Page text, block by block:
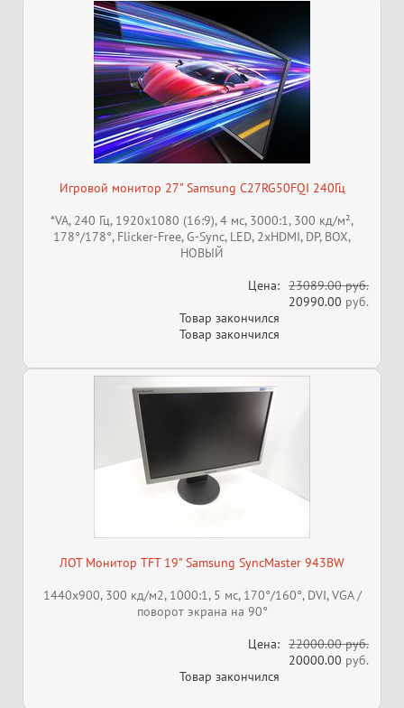
Игровой монитор 27" Samsung C27RG50FQI 240Гц
*VA, 240 Гц, 1920x1080 (16:9), 4 мс, 3000:1, 300 кд/м²,
178°/178°, Flicker-Free, G-Sync, LED, 2xHDMI, DP, BOX,
НОВЫЙ
Цена: 23089.00 руб.
20990.00 руб.
Товар закончился
Товар закончился
ЛОТ Монитор TFT 19" Samsung SyncMaster 943BW
1440x900, 300 кд/м2, 1000:1, 5 мс, 170°/160°, DVI, VGA /
поворот экрана на 90°
Цена: 22000.00 руб.
20000.00 руб.
Товар закончился